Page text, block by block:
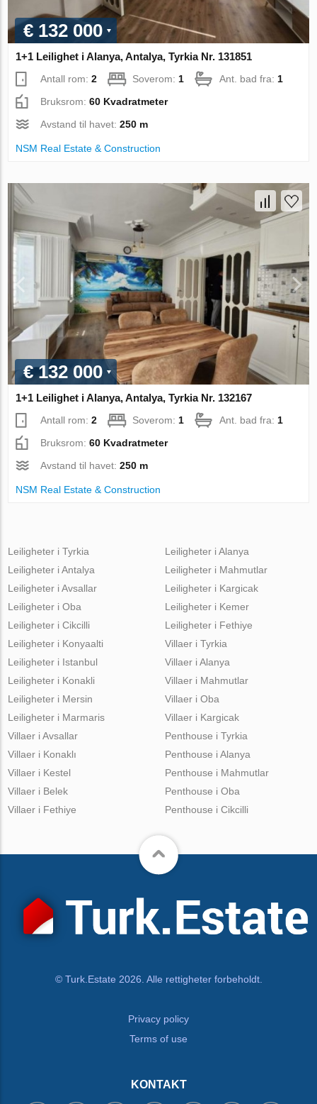
€ 132 000
1+1 Leilighet i Alanya, Antalya, Tyrkia Nr. 131851
Antall rom:2 Soverom: 1 Ant. bad fra: 1
Bruksrom:60 Kvadratmeter
Avstand til havet:250 m
NSM Real Estate & Construction
€ 132 000
1+1 Leilighet i Alanya, Antalya, Tyrkia Nr. 132167
Antall rom:2 Soverom: 1 Ant. bad fra: 1
Bruksrom:60 Kvadratmeter
Avstand til havet:250 m
NSM Real Estate & Construction
Leiligheter i Tyrkia
Leiligheter i Antalya
Leiligheter i Avsallar
Leiligheter i Oba
Leiligheter i Cikcilli
Leiligheter i Alanya
Leiligheter i Mahmutlar
Leiligheter i Kargicak
Leiligheter i Kemer
Leiligheter i Fethiye
Leiligheter i Konyaalti
Leiligheter i Istanbul
Leiligheter i Konakli
Leiligheter i Mersin
Leiligheter i Marmaris
Villaer i Tyrkia
Villaer i Alanya
Villaer i Mahmutlar
Villaer i Oba
Villaer i Kargicak
Villaer i Avsallar
Villaer i Konaklı
Villaer i Kestel
Villaer i Belek
Villaer i Fethiye
Penthouse i Tyrkia
Penthouse i Alanya
Penthouse i Mahmutlar
Penthouse i Oba
Penthouse i Cikcilli
© Turk.Estate 2026. Alle rettigheter forbeholdt.
Privacy policy
Terms of use
KONTAKT